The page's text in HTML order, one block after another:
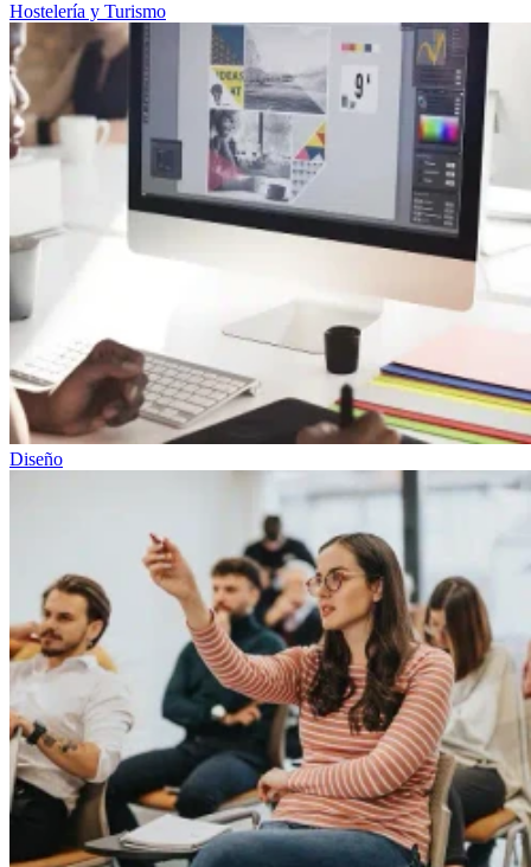
Hostelería y Turismo
Diseño